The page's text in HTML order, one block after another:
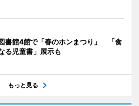
書館4館で「春のホンまつり」 「食
る児童書」展示も
もっと見る